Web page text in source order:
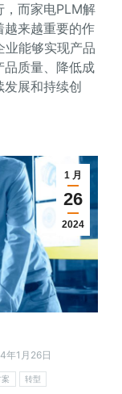
，而家电PLM解
越来越重要的作
业能够实现产品
品质量、降低成
展和持续创
1 月
26
2024
年1月26日
转型